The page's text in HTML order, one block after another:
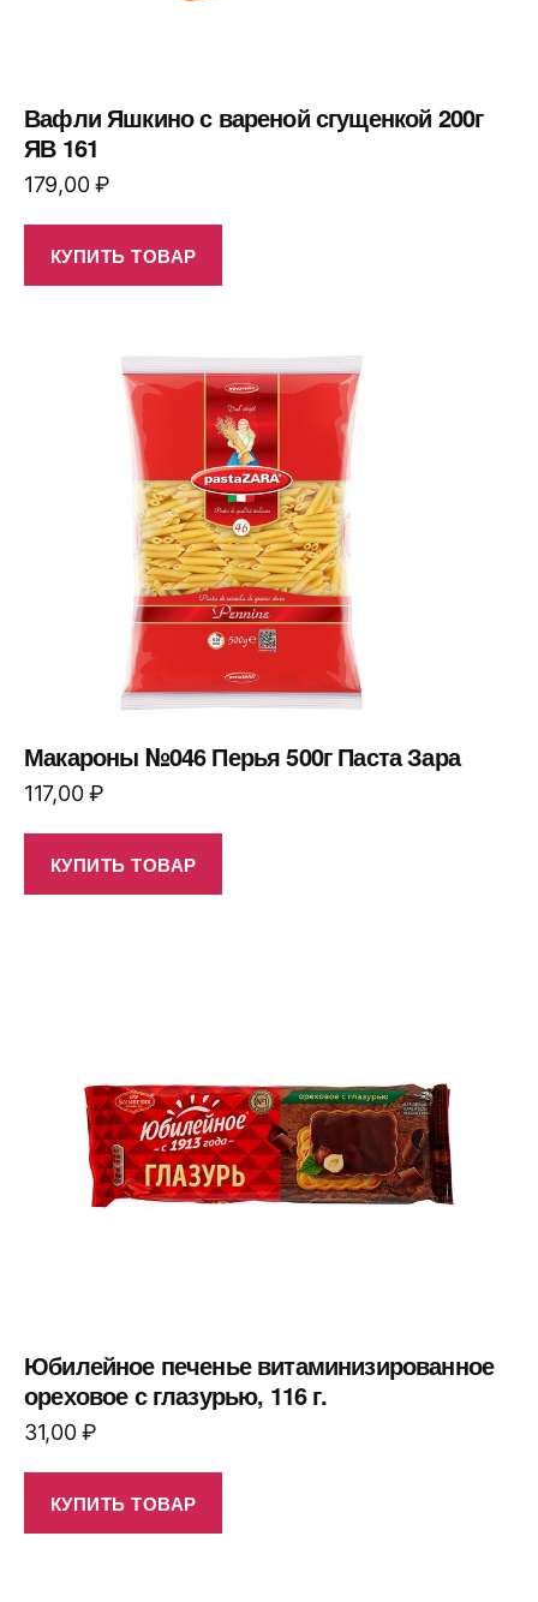
Вафли Яшкино с вареной сгущенкой 200г
ЯВ 161
179,00₽
КУПИТЬ ТОВАР
Макароны №046 Перья 500г Паста Зара
117,00₽
КУПИТЬ ТОВАР
Юбилейное печенье витаминизированное
ореховое с глазурью, 116 г.
31,00₽
КУПИТЬ ТОВАР